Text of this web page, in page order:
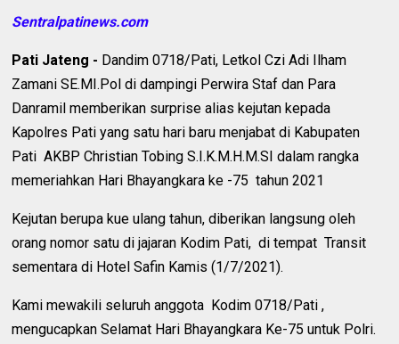
Sentralpatinews.com
Pati Jateng - Dandim 0718/Pati, Letkol Czi Adi Ilham
Zamani SE.MI.Pol di dampingi Perwira Staf dan Para
Danramil memberikan surprise alias kejutan kepada
Kapolres Pati yang satu hari baru menjabat di Kabupaten
Pati AKBP Christian Tobing S.I.K.M.H.M.SI dalam rangka
memeriahkan Hari Bhayangkara ke -75 tahun 2021
Kejutan berupa kue ulang tahun, diberikan langsung oleh
orang nomor satu di jajaran Kodim Pati, di tempat Transit
sementara di Hotel Safin Kamis (1/7/2021).
Kami mewakili seluruh anggota Kodim 0718/Pati ,
mengucapkan Selamat Hari Bhayangkara Ke-75 untuk Polri.